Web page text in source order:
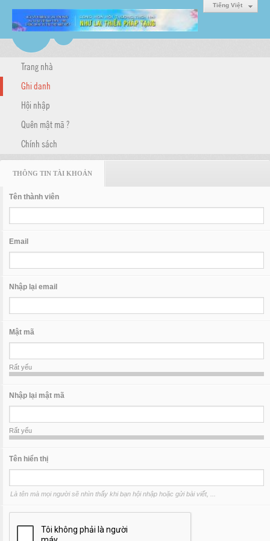
Tiếng Việt
Trang nhà
Ghi danh
Hội nhập
Quên mật mã ?
Chính sách
THÔNG TIN TÀI KHOẢN
Tên thành viên
Email
Nhập lại email
Mật mã
Rất yếu
Nhập lại mật mã
Rất yếu
Tên hiển thị
Là tên mà mọi người sẽ nhìn thấy khi bạn hội nhập hoặc gửi bài viết, ...